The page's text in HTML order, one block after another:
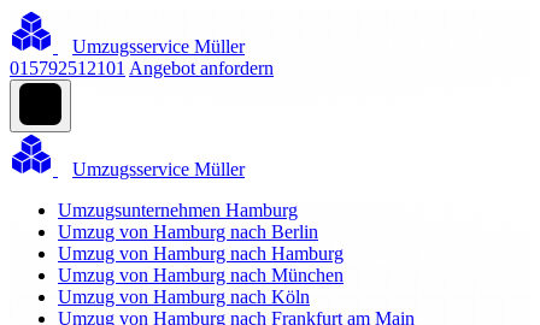
Umzugsservice Müller
015792512101 Angebot anfordern
Umzugsservice Müller
Umzugsunternehmen Hamburg
Umzug von Hamburg nach Berlin
Umzug von Hamburg nach Hamburg
Umzug von Hamburg nach München
Umzug von Hamburg nach Köln
Umzug von Hamburg nach Frankfurt am Main